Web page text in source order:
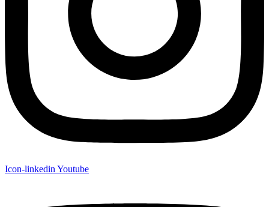
Icon-linkedin Youtube